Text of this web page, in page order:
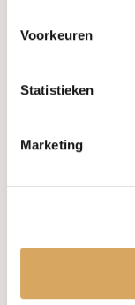
Voorkeuren
Statistieken
Marketing
ROOS1835